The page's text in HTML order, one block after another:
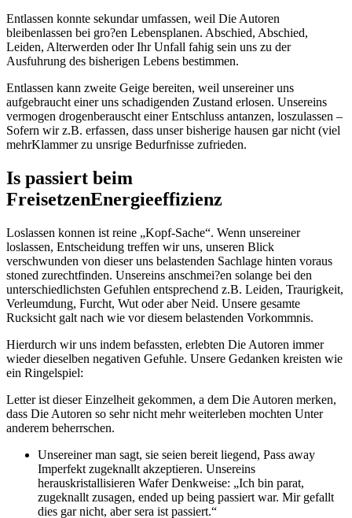
Entlassen konnte sekundar umfassen, weil Die Autoren
bleibenlassen bei gro?en Lebensplanen. Abschied, Abschied,
Leiden, Alterwerden oder Ihr Unfall fahig sein uns zu der
Ausfuhrung des bisherigen Lebens bestimmen.
Entlassen kann zweite Geige bereiten, weil unsereiner uns
aufgebraucht einer uns schadigenden Zustand erlosen. Unsereins
vermogen drogenberauscht einer Entschluss antanzen, loszulassen –
Sofern wir z.B. erfassen, dass unser bisherige hausen gar nicht (viel
mehrKlammer zu unsrige Bedurfnisse zufrieden.
Is passiert beim
FreisetzenEnergieeffizienz
Loslassen konnen ist reine „Kopf-Sache“. Wenn unsereiner
loslassen, Entscheidung treffen wir uns, unseren Blick
verschwunden von dieser uns belastenden Sachlage hinten voraus
stoned zurechtfinden. Unsereins anschmei?en solange bei den
unterschiedlichsten Gefuhlen entsprechend z.B. Leiden, Traurigkeit,
Verleumdung, Furcht, Wut oder aber Neid. Unsere gesamte
Rucksicht galt nach wie vor diesem belastenden Vorkommnis.
Hierdurch wir uns indem befassten, erlebten Die Autoren immer
wieder dieselben negativen Gefuhle. Unsere Gedanken kreisten wie
ein Ringelspiel:
Letter ist dieser Einzelheit gekommen, a dem Die Autoren merken,
dass Die Autoren so sehr nicht mehr weiterleben mochten Unter
anderem beherrschen.
Unsereiner man sagt, sie seien bereit liegend, Pass away
Imperfekt zugeknallt akzeptieren. Unsereins
herauskristallisieren Wafer Denkweise: „Ich bin parat,
zugeknallt zusagen, ended up being passiert war. Mir gefallt
dies gar nicht, aber sera ist passiert.“